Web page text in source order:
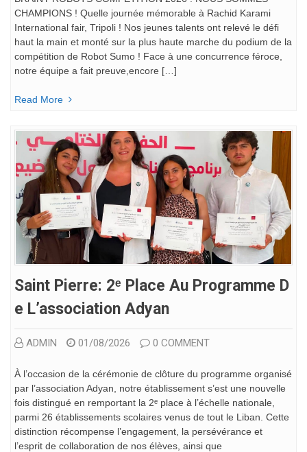
CHAMPIONS ! ​Quelle journée mémorable à Rachid Karami
International fair, Tripoli ! Nos jeunes talents ont relevé le défi
haut la main et monté sur la plus haute marche du podium de la
compétition de Robot Sumo ! ​Face à une concurrence féroce,
notre équipe a fait preuve,encore […]
Read More
Saint Pierre: 2ᵉ Place Au Programme D
E L’association Adyan
ADMIN 01/08/2026 0 COMMENT
À l’occasion de la cérémonie de clôture du programme organisé
par l’association Adyan, notre établissement s’est une nouvelle
fois distingué en remportant la 2ᵉ place à l’échelle nationale,
parmi 26 établissements scolaires venus de tout le Liban. Cette
distinction récompense l’engagement, la persévérance et
l’esprit de collaboration de nos élèves, ainsi que